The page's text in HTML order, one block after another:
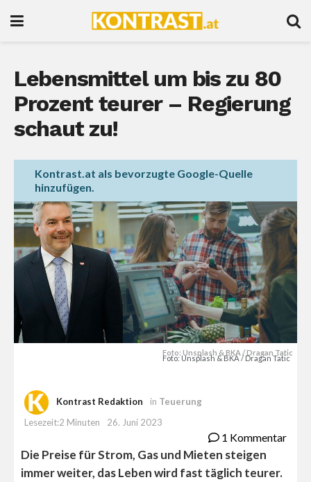
Lebensmittel um bis zu 80
Prozent teurer – Regierung
schaut zu!
Kontrast.at als bevorzugte Google-Quelle
hinzufügen.
Foto: Unsplash & BKA / Dragan Tatic
Foto: Unsplash & BKA / Dragan Tatic
Kontrast Redaktion in Teuerung
Lesezeit:2 Minuten
26. Juni 2023
1 Kommentar
Die Preise für Strom, Gas und Mieten steigen
immer weiter, das Leben wird fast täglich teurer.